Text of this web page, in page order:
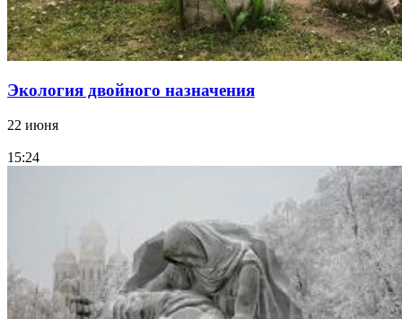
Экология двойного назначения
22 июня
15:24